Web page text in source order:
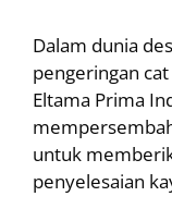
Dalam dunia
pengeringan
Eltama Prima
untuk
penyelesaian